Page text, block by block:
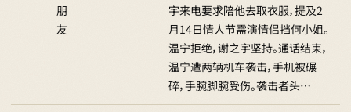
朋
友
宇来电要求陪他去取衣服，提及2
月14日情人节需演情侣挡何小姐。
温宁拒绝，谢之宇坚持。通话结束，
温宁遭两辆机车袭击，手机被碾
碎，手腕脚腕受伤。袭击者头…